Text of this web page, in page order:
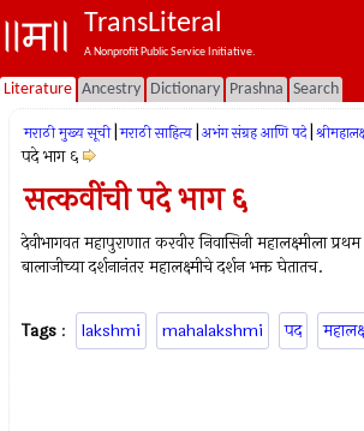
TransLiteral
A Nonprofit Public Service Initiative.
Literature Ancestry Dictionary Prashna Search
मराठी मुख्य सूची मराठी साहित्य अभंग संग्रह आणि पदे
पदे भाग ६
सत्कवींची पदे भाग ६
देवीभागवत महापुराणात करवीर निवासिनी महालक्ष्मीला
बालाजीच्या दर्शनानंतर महालक्ष्मीचे दर्शन भक्त घेतातच.
Tags : lakshmi mahalakshmi पद